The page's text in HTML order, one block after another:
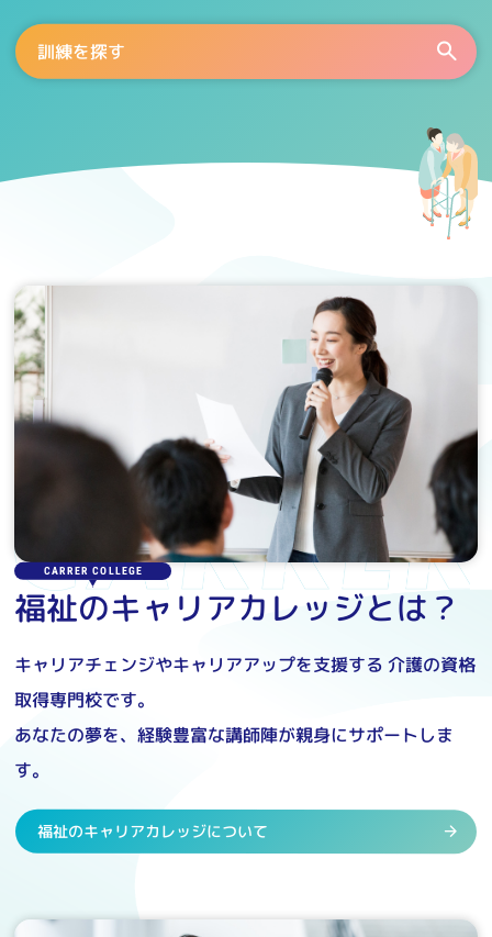
訓練を探す
CARRER COLLEGE
福祉のキャリアカレッジとは？
キャリアチェンジやキャリアアップを支援する 介護の資格
取得専門校です。
あなたの夢を、経験豊富な講師陣が親身にサポートしま
す。
福祉のキャリアカレッジについて